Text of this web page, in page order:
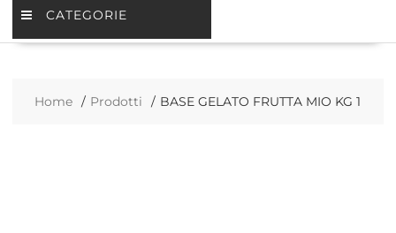
CATEGORIE
Home Prodotti BASE GELATO FRUTTA MIO KG 1